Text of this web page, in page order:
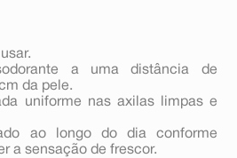
a uma distância de
da pele.
uniforme nas axilas limpas e
ao longo do dia conforme
a sensação de frescor.